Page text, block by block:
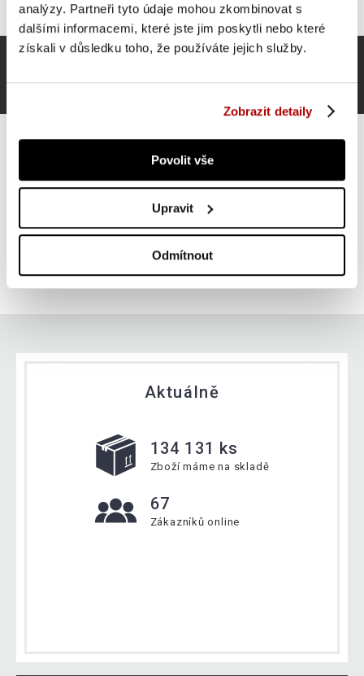
analýzy. Partneři tyto údaje mohou zkombinovat s
dalšími informacemi, které jste jim poskytli nebo které
získali v důsledku toho, že používáte jejich služby.
Zobrazit detaily
Povolit vše
Upravit
Odmítnout
Gorilla Sports Litinový činkový kotouč, pogumovaný,
skladem
Aktuálně
134 131 ks
Zboží máme na skladě
67
Zákazníků online